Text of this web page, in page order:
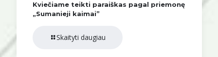
Kviečiame teikti paraiškas pagal priemonę
„Sumanieji kaimai”
Skaityti daugiau